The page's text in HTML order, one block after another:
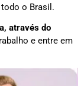
o Brasil.
através do
e entre em